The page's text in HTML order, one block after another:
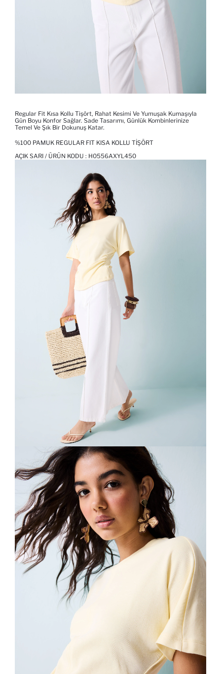
Regular Fit Kısa Kollu Tişört, Rahat Kesimi Ve Yumuşak Kumaşıyla
Gün Boyu Konfor Sağlar. Sade Tasarımı, Günlük Kombinlerinize
Temel Ve Şık Bir Dokunuş Katar.
%100 PAMUK REGULAR FIT KISA KOLLU TIŞÖRT
AÇIK SARI / ÜRÜN KODU : H0556AXYL450